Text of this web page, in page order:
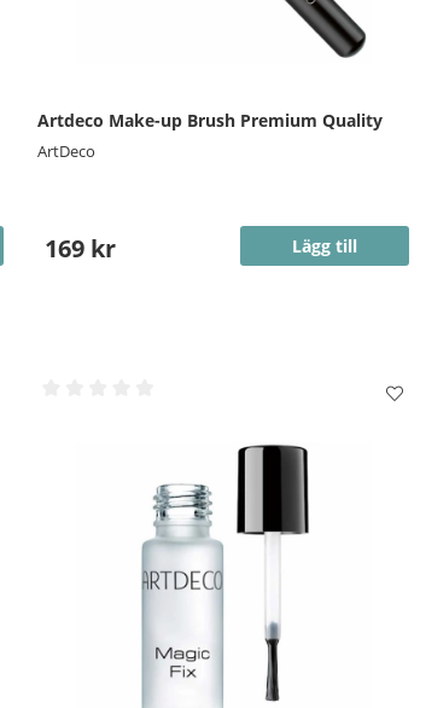
Artdeco Make-up Brush Premium Quality
ArtDeco
169 kr Lägg till